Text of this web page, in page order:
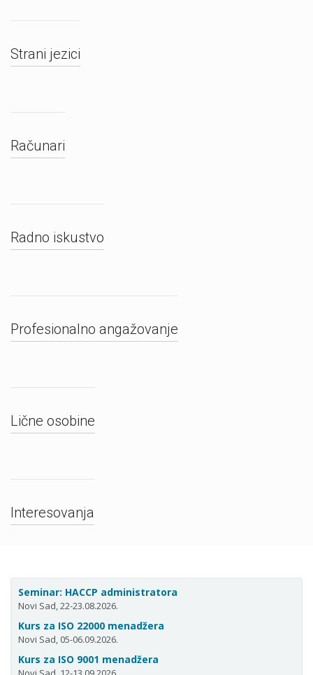
Strani jezici
Računari
Radno iskustvo
Profesionalno angažovanje
Lične osobine
Interesovanja
Seminar: HACCP administratora
Novi Sad, 22-23.08.2026.
Kurs za ISO 22000 menadžera
Novi Sad, 05-06.09.2026.
Kurs za ISO 9001 menadžera